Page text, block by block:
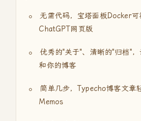
无需代码，宝塔面板Docker可
ChatGPT网页版
优秀的"关于"、清晰的"归档"
和你的博客
简单几步，Typecho博客文章
Memos